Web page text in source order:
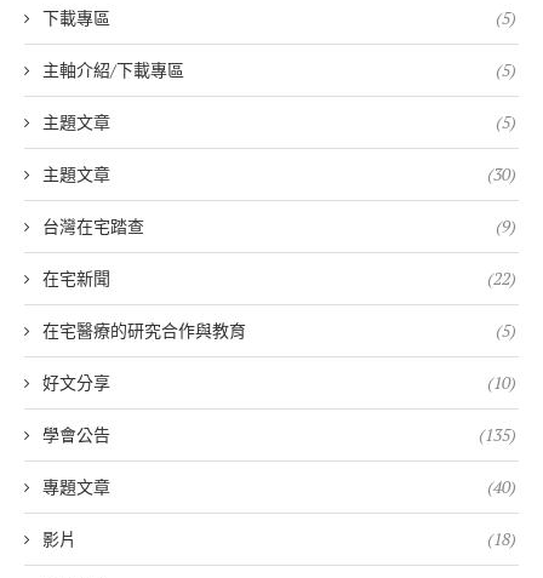
下載專區 (5)
主軸介紹/下載專區 (5)
主題文章 (5)
主題文章 (30)
台灣在宅踏查 (9)
在宅新聞 (22)
在宅醫療的研究合作與教育 (5)
好文分享 (10)
學會公告 (135)
專題文章 (40)
影片 (18)